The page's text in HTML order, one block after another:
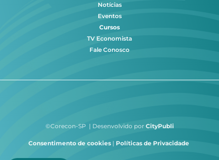
Notícias
Eventos
Cursos
TV Economista
Fale Conosco
©Corecon-SP | Desenvolvido por CityPubli
Consentimento de cookies | Políticas de Privacidade